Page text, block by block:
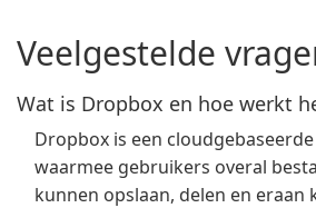
Veelgestelde
Wat is Dropbox en hoe werkt
Dropbox is een
waarmee gebruikers overal
kunnen opslaan, delen en eraan